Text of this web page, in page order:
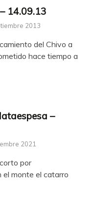
14.09.13
2013
del Chivo a
hace tiempo a
–
2021
por
el monte el catarro